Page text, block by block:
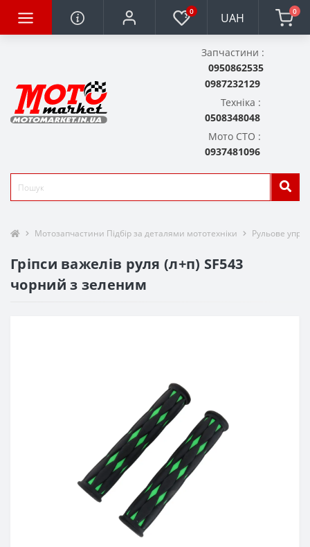
0 UAH 0
Запчастини :
0950862535
0987232129
Техніка :
0508348048
Мото СТО :
0937481096
Мотозапчастини Підбір за деталями мототехніки Рульове
Гріпси важелів руля (л+п) SF543
чорний з зеленим